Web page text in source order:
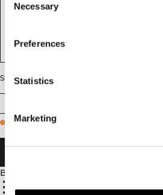
Selection
Necessary
Preferences
Statistics
Marketing
Størrelse
Few in stock
Beskrivelse
Høy midje